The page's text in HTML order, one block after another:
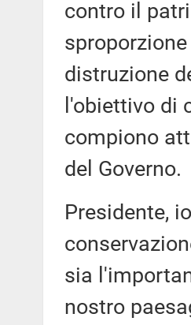
contro il
distruzione
l'obiettivo di
compiono
del Governo.
Presidente,
sia
nostro